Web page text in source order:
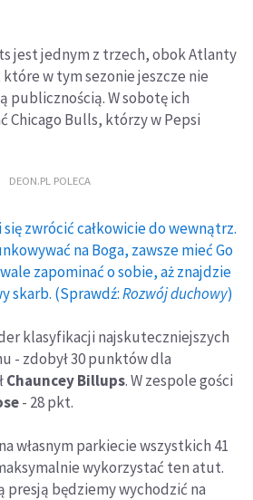
jest jednym z trzech, obok Atlanty
w tym sezonie jeszcze nie
publicznością. W sobotę ich
Chicago Bulls, którzy w Pepsi
DEON.PL POLECA
zwrócić całkowicie do wewnątrz.
na Boga, zawsze mieć Go
zapominać o sobie, aż znajdzie
skarb. (Sprawdź:Rozwój duchowy)
klasyfikacji najskuteczniejszych
- zdobył 30 punktów dla
Chauncey Billups. W zespole gości
- 28 pkt.
własnym parkiecie wszystkich 41
wykorzystać ten atut.
presją będziemy wychodzić na